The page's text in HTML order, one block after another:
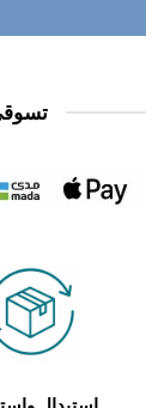
تسوقي